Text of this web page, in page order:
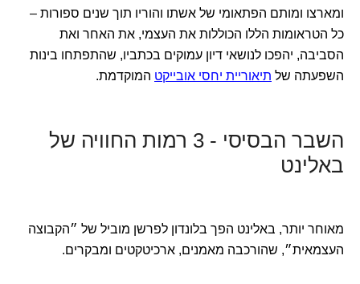
ומארצו ומותם הפתאומי של אשתו והוריו תוך שנים ספורות –
כל הטראומות הללו הכוללות את העצמי, את האחר ואת
הסביבה, יהפכו לנושאי דיון עמוקים בכתביו, שהתפתחו בינות
השפעתה של תיאוריית יחסי אובייקט המוקדמת.
השבר הבסיסי - 3 רמות החוויה של
באלינט
מאוחר יותר, באלינט הפך בלונדון לפרשן מוביל של ״הקבוצה
העצמאית״, שהורכבה מאמנים, ארכיטקטים ומבקרים.